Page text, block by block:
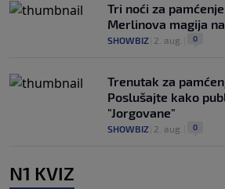
Tri noći za
Merlinova magija
SHOWBIZ 2. aug. 0
Trenutak za
Poslušajte kako
"Jorgovane"
SHOWBIZ 2. aug. 0
N1 KVIZ